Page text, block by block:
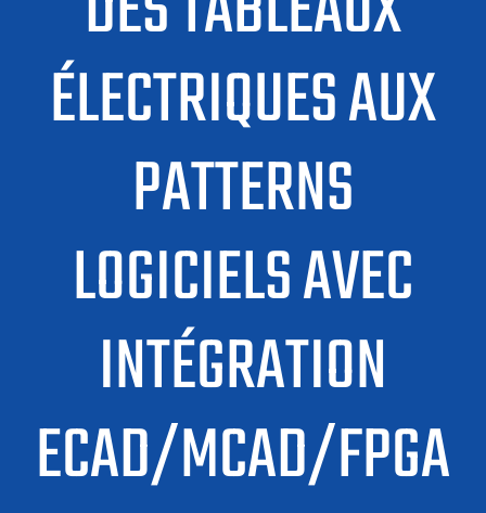
ÉLECTRIQUES AUX
PATTERNS
LOGICIELS AVEC
INTÉGRATION
ECAD/MCAD/FPGA